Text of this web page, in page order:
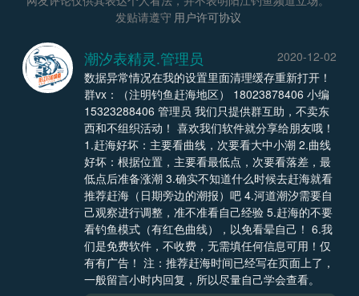
发贴请遵守 用户许可协议
潮汐表精灵.管理员
2020-12-02
数据异常情况在我的设置里面清理缓存重新打开！
群vx：（注明钓鱼赶海地区） 18023878406 小编
15323288406 管理员 我们只提供群互助，不卖东
西和不组织活动！ 喜欢我们软件就分享给朋友哦！
1.赶海好坏：主要看曲线，次要看大中小潮 2.曲线
好坏：根据位置，主要看最低点，次要看落差，最
低点后准备涨潮 3.确实不知道什么时候去赶海就看
推荐赶海（日期旁边的潮报）吧 4.河道潮汐需要自
己观察进行调整，准不准看自己经验 5.赶海的不要
看钓鱼模式（有红色曲线），以免看晕自己！ 6.我
们是免费软件，不收费，无需填任何信息可用！仅
有有广告！ 注：推荐赶海时间已经写在页面上了，
一般留言小时内回复，所以尽量自己学会查看。